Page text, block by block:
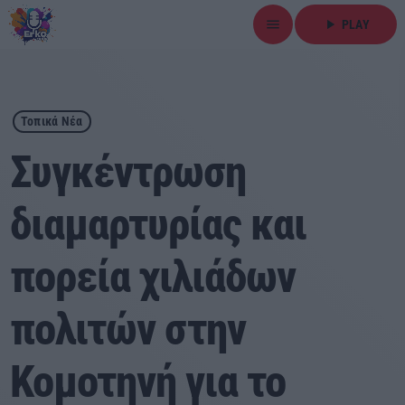
menu play_arrow PLAY
close
play_arrow ΕΡΚΟ
Αρχική
Εκπομπές
Ειδήσεις
Αθλητικά
Τοπικά Νέα
Συγκέντρωση
διαμαρτυρίας και
πορεία χιλιάδων
πολιτών στην
Κομοτηνή για το